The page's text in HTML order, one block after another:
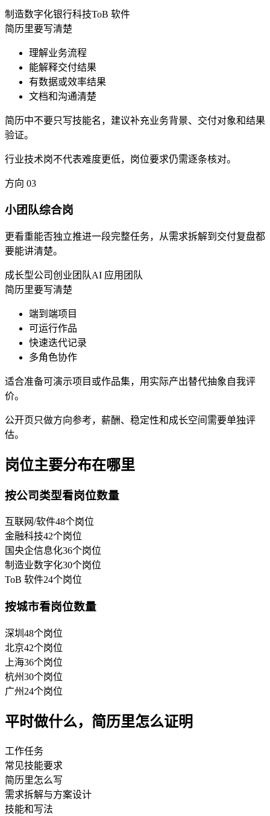
制造数字化银行科技ToB 软件
简历里要写清楚
理解业务流程
能解释交付结果
有数据或效率结果
文档和沟通清楚
简历中不要只写技能名，建议补充业务背景、交付对象和结果
验证。
行业技术岗不代表难度更低，岗位要求仍需逐条核对。
方向 03
小团队综合岗
更看重能否独立推进一段完整任务，从需求拆解到交付复盘都
要能讲清楚。
成长型公司创业团队AI 应用团队
简历里要写清楚
端到端项目
可运行作品
快速迭代记录
多角色协作
适合准备可演示项目或作品集，用实际产出替代抽象自我评
价。
公开页只做方向参考，薪酬、稳定性和成长空间需要单独评
估。
岗位主要分布在哪里
按公司类型看岗位数量
互联网/软件48个岗位
金融科技42个岗位
国央企信息化36个岗位
制造业数字化30个岗位
ToB 软件24个岗位
按城市看岗位数量
深圳 48个岗位
北京42个岗位
上海36个岗位
杭州30个岗位
广州 24个岗位
平时做什么，简历里怎么证明
工作任务
常见技能要求
简历里怎么写
需求拆解与方案设计
技能和写法